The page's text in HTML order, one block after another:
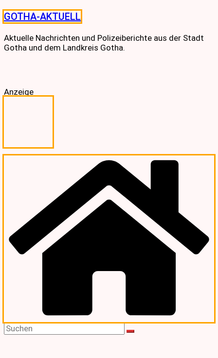
Skip
to
content
GOTHA-AKTUELL
Aktuelle Nachrichten und Polizeiberichte aus der Stadt
Gotha und dem Landkreis Gotha.
Anzeige